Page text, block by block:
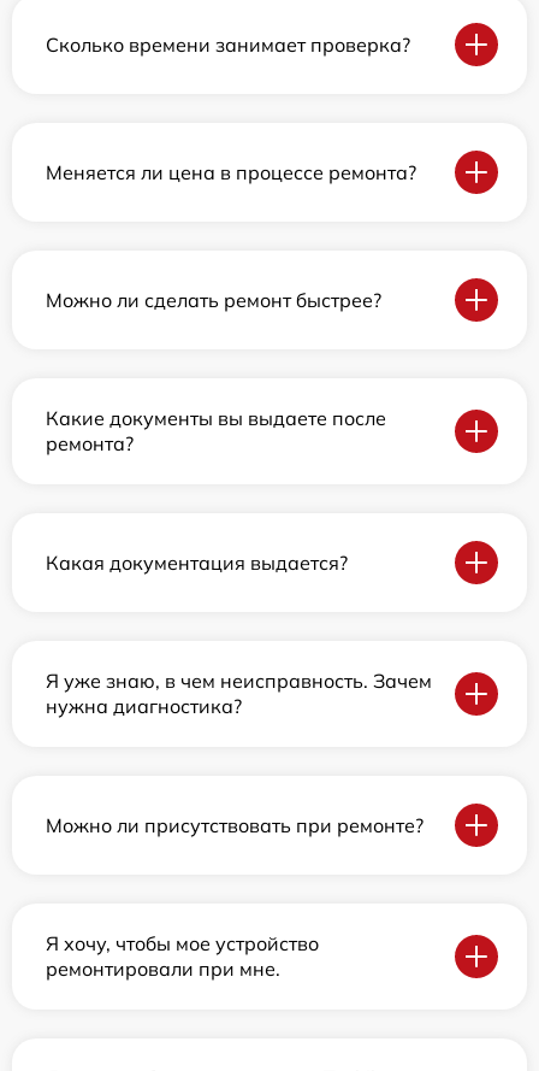
Сколько времени занимает проверка?
Меняется ли цена в процессе ремонта?
Можно ли сделать ремонт быстрее?
Какие документы вы выдаете после
ремонта?
Какая документация выдается?
Я уже знаю, в чем неисправность. Зачем
нужна диагностика?
Можно ли присутствовать при ремонте?
Я хочу, чтобы мое устройство
ремонтировали при мне.